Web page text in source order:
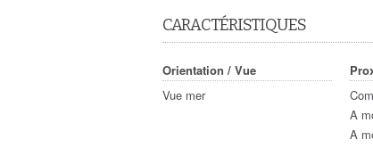
CARACTÉRISTIQUES
Orientation / Vue
Vue mer
A
A